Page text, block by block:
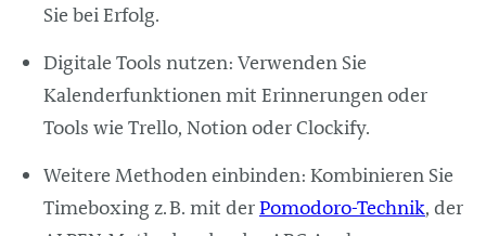
Sie bei Erfolg.
Digitale Tools nutzen: Verwenden Sie
Kalenderfunktionen mit Erinnerungen oder
Tools wie Trello, Notion oder Clockify.
Weitere Methoden einbinden: Kombinieren Sie
Timeboxing z. B. mit derPomodoro-Technik, der